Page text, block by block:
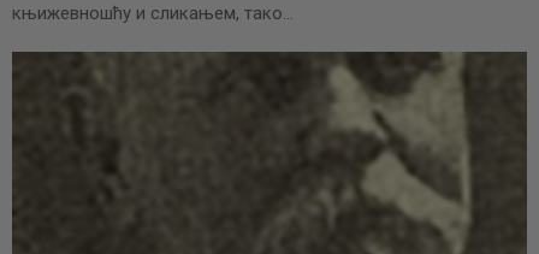
књижевношћу и сликањем, тако…